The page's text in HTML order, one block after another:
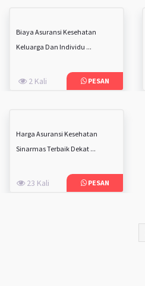
Biaya Asuransi Kesehatan
Keluarga Dan Individu ...
2 Kali PESAN
Harga Asuransi Kesehatan
Sinarmas Terbaik Dekat ...
23 Kali PESAN